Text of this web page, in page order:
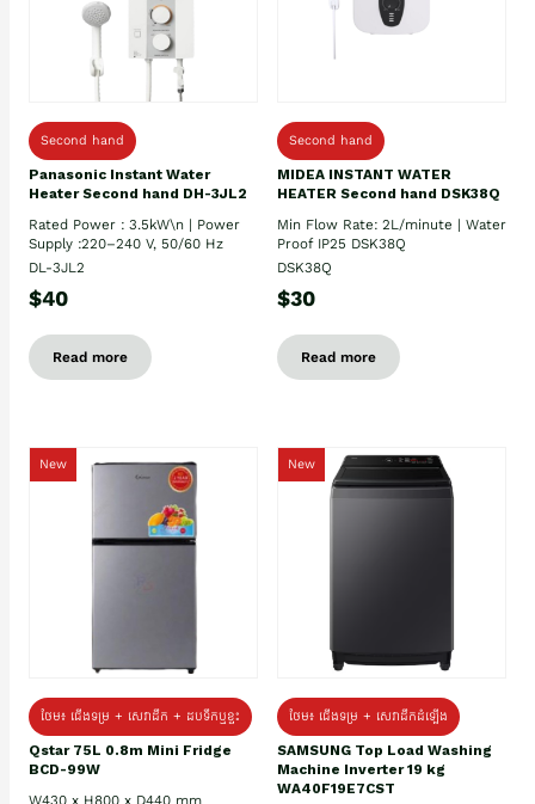
Second hand
Panasonic Instant Water
Heater Second hand DH-3JL2
Rated Power : 3.5kW\n | Power
Supply :220–240 V, 50/60 Hz
DL-3JL2
$40
Read more
Second hand
MIDEA INSTANT WATER
HEATER Second hand DSK38Q
Min Flow Rate: 2L/minute | Water
Proof IP25 DSK38Q
DSK38Q
$30
Read more
New
ថែម៖ ជេីងទម្រ + សេវាដឹក + ដបទឹកឬខ្ទះ
Qstar 75L 0.8m Mini Fridge
BCD-99W
W430 x H800 x D440 mm
New
ថែម៖ ជើងទម្រ + សេវាដឹកដំឡើង
SAMSUNG Top Load Washing
Machine Inverter 19 kg
WA40F19E7CST